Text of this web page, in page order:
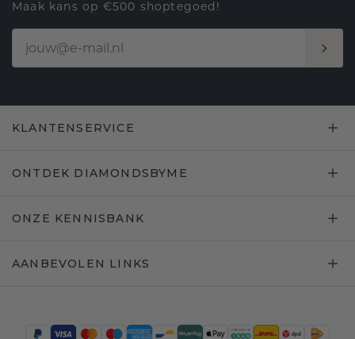
Maak kans op €500 shoptegoed!
KLANTENSERVICE
ONTDEK DIAMONDSBYME
ONZE KENNISBANK
AANBEVOLEN LINKS